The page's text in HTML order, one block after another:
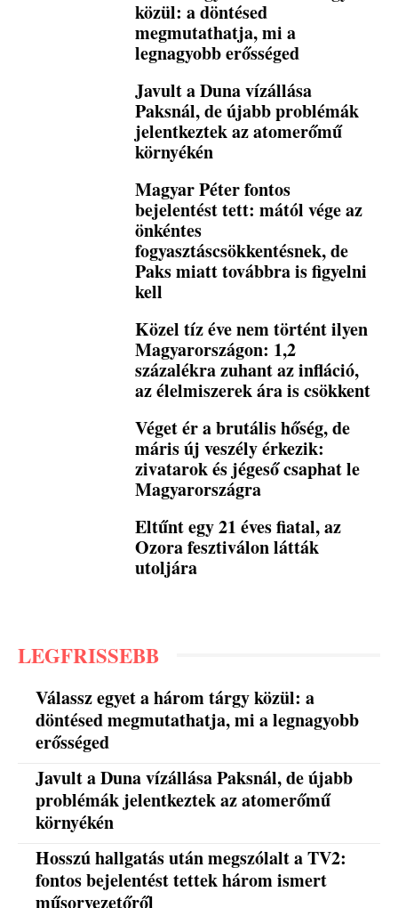
közül: a döntésed
megmutathatja, mi a
legnagyobb erősséged
Javult a Duna vízállása
Paksnál, de újabb problémák
jelentkeztek az atomerőmű
környékén
Magyar Péter fontos
bejelentést tett: mától vége az
önkéntes
fogyasztáscsökkentésnek, de
Paks miatt továbbra is figyelni
kell
Közel tíz éve nem történt ilyen
Magyarországon: 1,2
százalékra zuhant az infláció,
az élelmiszerek ára is csökkent
Véget ér a brutális hőség, de
máris új veszély érkezik:
zivatarok és jégeső csaphat le
Magyarországra
Eltűnt egy 21 éves fiatal, az
Ozora fesztiválon látták
utoljára
LEGFRISSEBB
Válassz egyet a három tárgy közül: a
döntésed megmutathatja, mi a legnagyobb
erősséged
Javult a Duna vízállása Paksnál, de újabb
problémák jelentkeztek az atomerőmű
környékén
Hosszú hallgatás után megszólalt a TV2:
fontos bejelentést tettek három ismert
műsorvezetőről